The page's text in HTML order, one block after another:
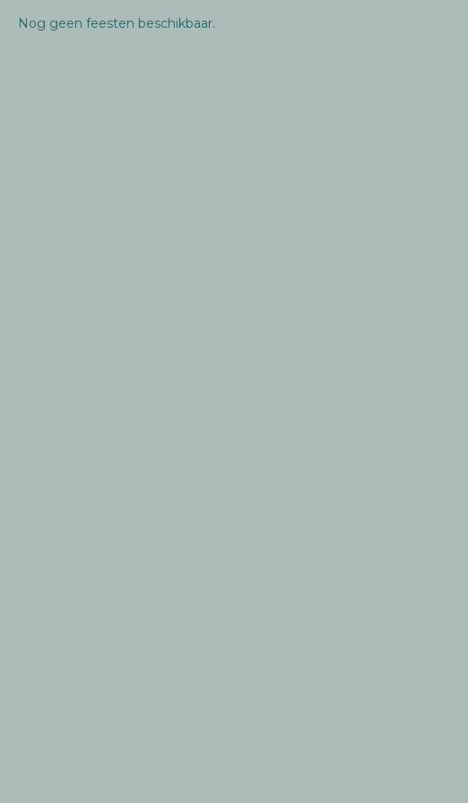
Nog geen feesten beschikbaar.